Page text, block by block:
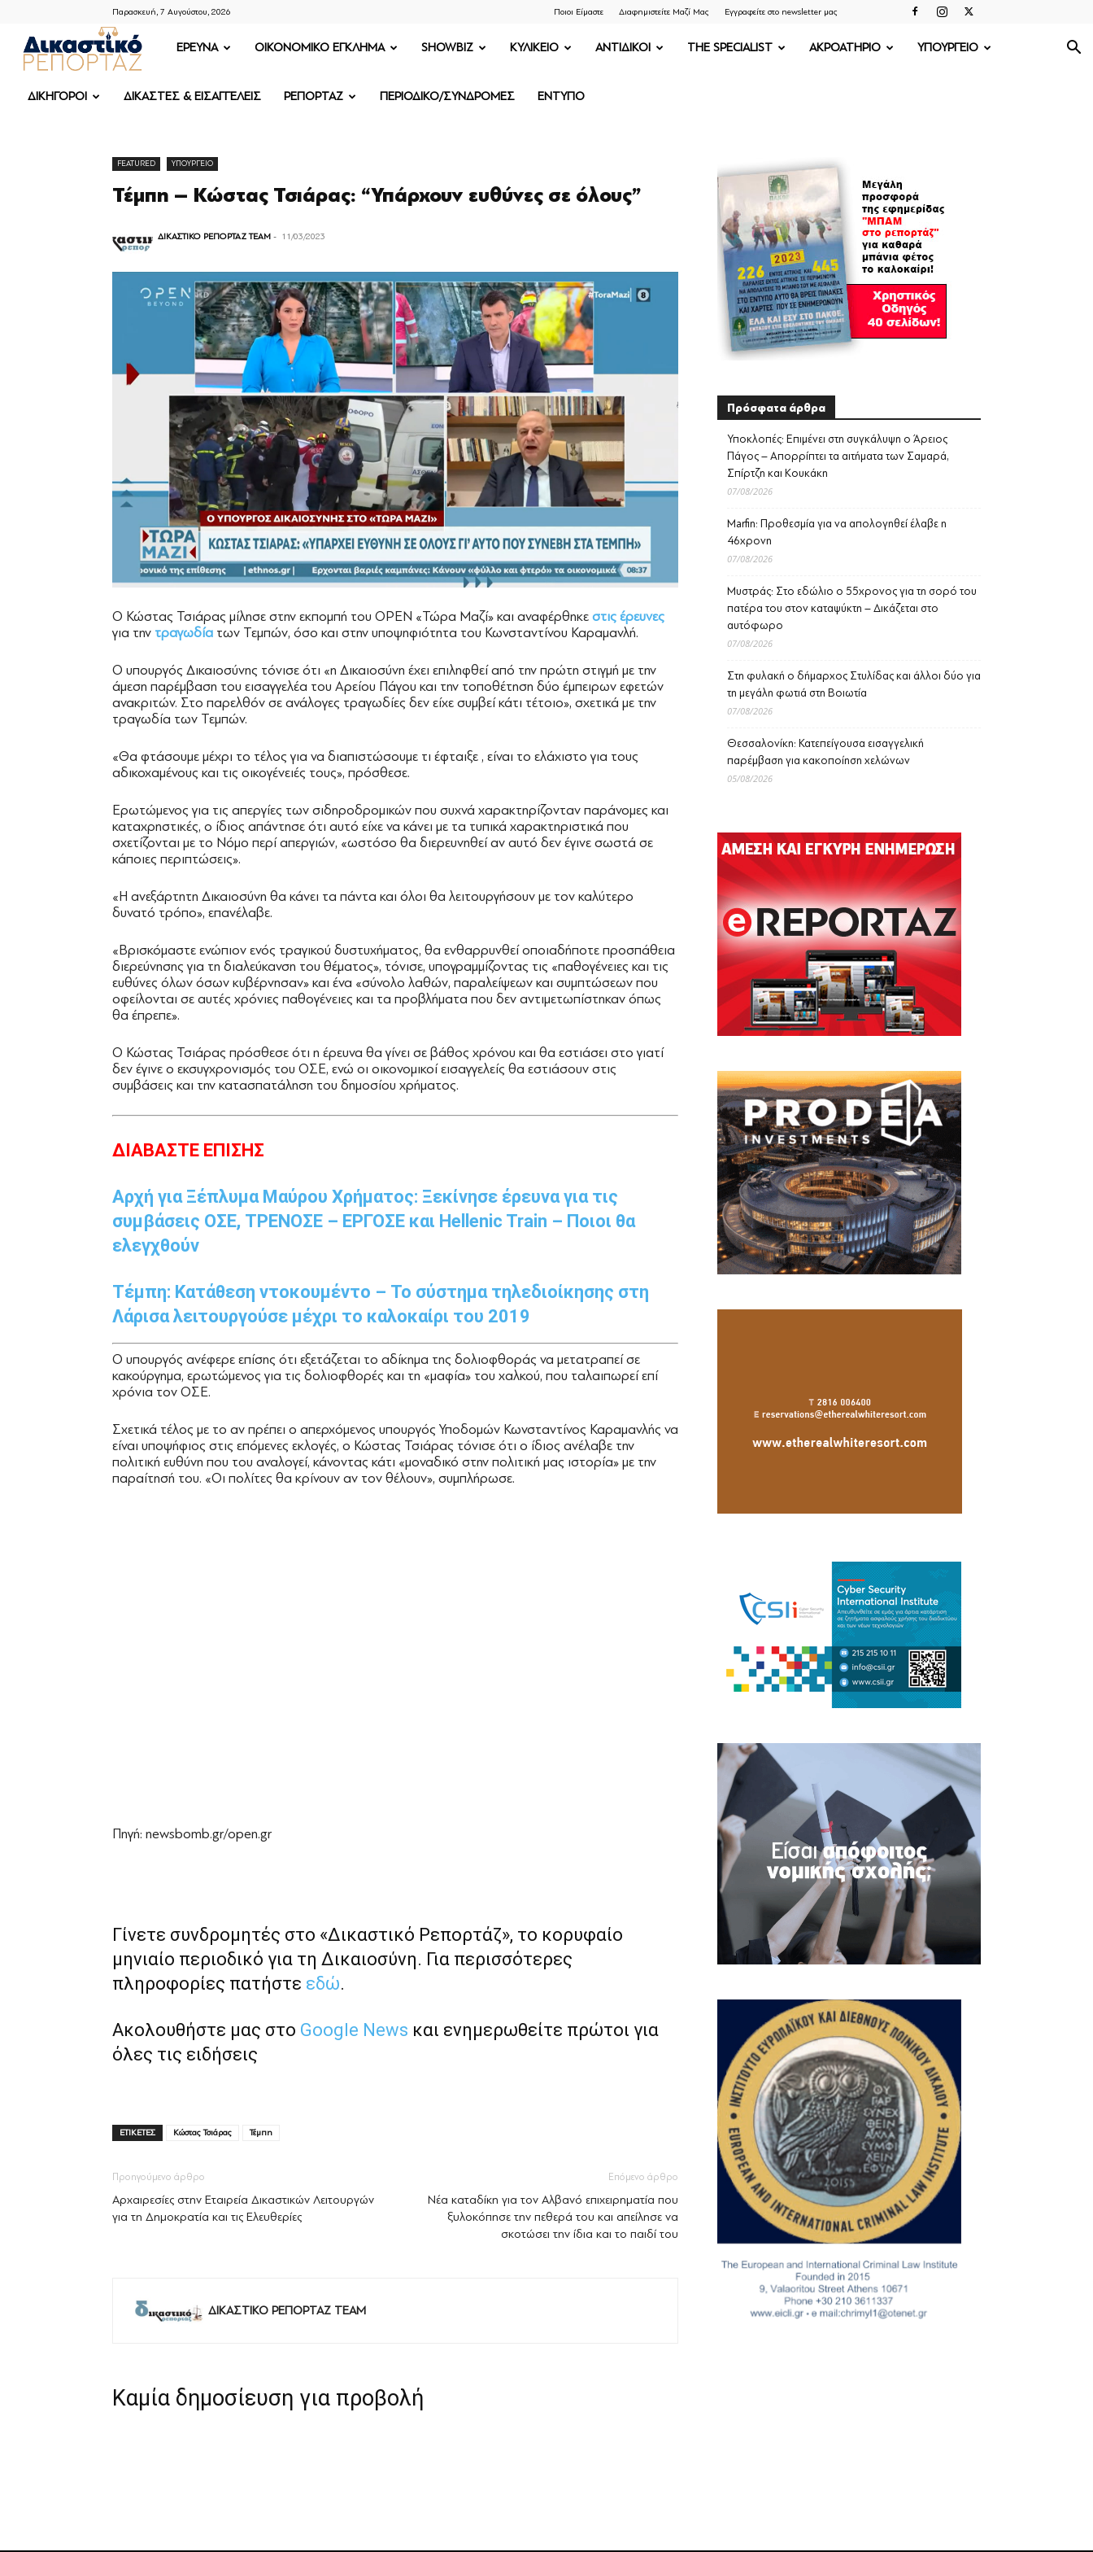
Παρασκευή, 7 Αυγούστου, 2026 Ποιοι Είμαστε Διαφημιστείτε Μαζί Μας Εγγραφείτε στο newsletter μας
ΔΙΚΑΣΤΙΚΟ
ΡΕΠΟΡΤΑΖ
ΕΡΕΥΝΑ OIKONOMIKO ΕΓΚΛΗΜΑ SHOWBIZ ΚΥΛΙΚΕΙΟ ΑΝΤΙΔΙΚΟΙ THE SPECIALIST ΑΚΡΟΑΤΗΡΙΟ ΥΠΟΥΡΓΕΙΟ
ΔΙΚΗΓΟΡΟΙ ΔΙΚΑΣΤΕΣ & ΕΙΣΑΓΓΕΛΕΙΣ ΡΕΠΟΡΤΑΖ ΠΕΡΙΟΔΙΚΟ/ΣΥΝΔΡΟΜΕΣ ΕΝΤΥΠΟ
FEATURED ΥΠΟΥΡΓΕΙΟ
Τέμπη – Κώστας Τσιάρας: “Υπάρχουν ευθύνες σε όλους”
ΔΙΚΑΣΤΙΚΟ ΡΕΠΟΡΤΑΖ TEAM - 11/03/2023
Ο Κώστας Τσιάρας μίλησε στην εκπομπή του OPEN «Τώρα Μαζί» και αναφέρθηκε στις έρευνες
για την τραγωδία των Τεμπών, όσο και στην υποψηφιότητα του Κωνσταντίνου Καραμανλή.
Ο υπουργός Δικαιοσύνης τόνισε ότι «η Δικαιοσύνη έχει επιληφθεί από την πρώτη στιγμή με την
άμεση παρέμβαση του εισαγγελέα του Αρείου Πάγου και την τοποθέτηση δύο έμπειρων εφετών
ανακριτών. Στο παρελθόν σε ανάλογες τραγωδίες δεν είχε συμβεί κάτι τέτοιο», σχετικά με την
τραγωδία των Τεμπών.
«Θα φτάσουμε μέχρι το τέλος για να διαπιστώσουμε τι έφταιξε , είναι το ελάχιστο για τους
αδικοχαμένους και τις οικογένειές τους», πρόσθεσε.
Ερωτώμενος για τις απεργίες των σιδηροδρομικών που συχνά χαρακτηρίζονταν παράνομες και
καταχρηστικές, ο ίδιος απάντησε ότι αυτό είχε να κάνει με τα τυπικά χαρακτηριστικά που
σχετίζονται με το Νόμο περί απεργιών, «ωστόσο θα διερευνηθεί αν αυτό δεν έγινε σωστά σε
κάποιες περιπτώσεις».
«Η ανεξάρτητη Δικαιοσύνη θα κάνει τα πάντα και όλοι θα λειτουργήσουν με τον καλύτερο
δυνατό τρόπο», επανέλαβε.
«Βρισκόμαστε ενώπιον ενός τραγικού δυστυχήματος, θα ενθαρρυνθεί οποιαδήποτε προσπάθεια
διερεύνησης για τη διαλεύκανση του θέματος», τόνισε, υπογραμμίζοντας τις «παθογένειες και τις
ευθύνες όλων όσων κυβέρνησαν» και ένα «σύνολο λαθών, παραλείψεων και συμπτώσεων που
οφείλονται σε αυτές χρόνιες παθογένειες και τα προβλήματα που δεν αντιμετωπίστηκαν όπως
θα έπρεπε».
Ο Κώστας Τσιάρας πρόσθεσε ότι η έρευνα θα γίνει σε βάθος χρόνου και θα εστιάσει στο γιατί
δεν έγινε ο εκσυγχρονισμός του ΟΣΕ, ενώ οι οικονομικοί εισαγγελείς θα εστιάσουν στις
συμβάσεις και την κατασπατάληση του δημοσίου χρήματος.
ΔΙΑΒΑΣΤΕ ΕΠΙΣΗΣ
Αρχή για Ξέπλυμα Μαύρου Χρήματος: Ξεκίνησε έρευνα για τις
συμβάσεις ΟΣΕ, ΤΡΕΝΟΣΕ – ΕΡΓΟΣΕ και Hellenic Train – Ποιοι θα
ελεγχθούν
Τέμπη: Κατάθεση ντοκουμέντο – Το σύστημα τηλεδιοίκησης στη
Λάρισα λειτουργούσε μέχρι το καλοκαίρι του 2019
Ο υπουργός ανέφερε επίσης ότι εξετάζεται το αδίκημα της δολιοφθοράς να μετατραπεί σε
κακούργημα, ερωτώμενος για τις δολιοφθορές και τη «μαφία» του χαλκού, που ταλαιπωρεί επί
χρόνια τον ΟΣΕ.
Σχετικά τέλος με το αν πρέπει ο απερχόμενος υπουργός Υποδομών Κωνσταντίνος Καραμανλής να
είναι υποψήφιος στις επόμενες εκλογές, ο Κώστας Τσιάρας τόνισε ότι ο ίδιος ανέλαβε την
πολιτική ευθύνη που του αναλογεί, κάνοντας κάτι «μοναδικό στην πολιτική μας ιστορία» με την
παραίτησή του. «Οι πολίτες θα κρίνουν αν τον θέλουν», συμπλήρωσε.
Πηγή: newsbomb.gr/open.gr
Γίνετε συνδρομητές στο «Δικαστικό Ρεπορτάζ», το κορυφαίο
μηνιαίο περιοδικό για τη Δικαιοσύνη. Για περισσότερες
πληροφορίες πατήστε εδώ.
Ακολουθήστε μας στο Google News και ενημερωθείτε πρώτοι για
όλες τις ειδήσεις
ΕΤΙΚΕΤΕΣ Κώστας Τσιάρας Τέμπη
Προηγούμενο άρθρο
Αρχαιρεσίες στην Εταιρεία Δικαστικών Λειτουργών
για τη Δημοκρατία και τις Ελευθερίες
Επόμενο άρθρο
Νέα καταδίκη για τον Αλβανό επιχειρηματία που
ξυλοκόπησε την πεθερά του και απείλησε να
σκοτώσει την ίδια και το παιδί του
ΔΙΚΑΣΤΙΚΟ ΡΕΠΟΡΤΑΖ TEAM
Καμία δημοσίευση για προβολή
Πρόσφατα άρθρα
Υποκλοπές: Επιμένει στη συγκάλυψη ο Άρειος
Πάγος – Απορρίπτει τα αιτήματα των Σαμαρά,
Σπίρτζη και Κουκάκη
07/08/2026
Marfin: Προθεσμία για να απολογηθεί έλαβε η
46χρονη
07/08/2026
Μυστράς: Στο εδώλιο ο 55χρονος για τη σορό του
πατέρα του στον καταψύκτη – Δικάζεται στο
αυτόφωρο
07/08/2026
Στη φυλακή ο δήμαρχος Στυλίδας και άλλοι δύο για
τη μεγάλη φωτιά στη Βοιωτία
07/08/2026
Θεσσαλονίκη: Κατεπείγουσα εισαγγελική
παρέμβαση για κακοποίηση χελώνων
05/08/2026